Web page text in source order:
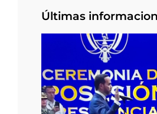
Últimas